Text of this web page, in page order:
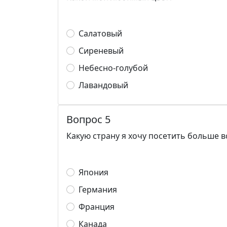
Салатовый
Сиреневый
Небесно-голубой
Лавандовый
Вопрос 5
Какую страну я хочу посетить больше
Япония
Германия
Франция
Канада